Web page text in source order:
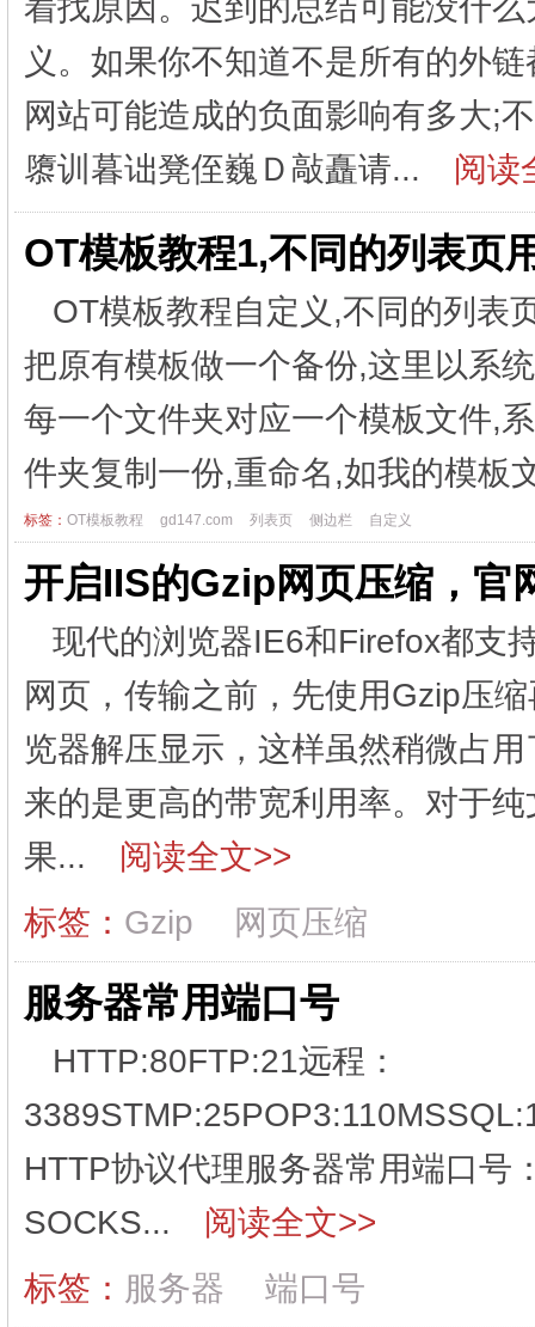
义。如果你不知道不是所有的外
网站可能造成的负面影响有多大;
隳训暮诎凳侄巍Ｄ敲矗请...
阅读
OT模板教程1,不同的列表页
OT模板教程自定义,不同的列表
把原有模板做一个备份,这里以系
每一个文件夹对应一个模板文件,
件夹复制一份,重命名,如我的模板
标签： OT模板教程 gd147.com 列表页 侧边栏 自定义
开启IIS的Gzip网页压缩，官
现代的浏览器IE6和Firefox都支
网页，传输之前，先使用Gzip压
览器解压显示，这样虽然稍微占
来的是更高的带宽利用率。对于
果...
阅读全文>>
标签： Gzip 网页压缩
服务器常用端口号
HTTP:80FTP:21远程：
HTTP协议代理服务器常用端口
SOCKS...
阅读全文>>
标签： 服务器 端口号